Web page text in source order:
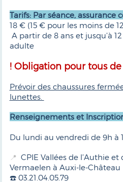
Tarifs: Par séance, assurance
18 € (15 € pour les moins de
A partir de 8 ans et jusqu’à
adulte
! Obligation pour tous de
Prévoir des chaussures
lunettes.
Renseignements et
Du lundi au vendredi de 9h à
📍 CPIE Vallées de l’Authie
Vermaelen à Auxi-le-Château
☎️ 03.21.04.05.79